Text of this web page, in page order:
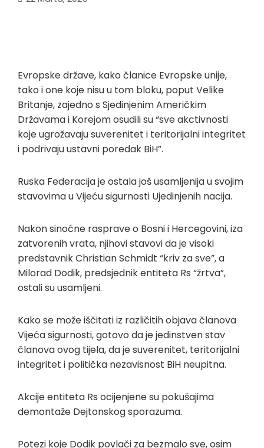
Evropske države, kako članice Evropske unije,
tako i one koje nisu u tom bloku, poput Velike
Britanje, zajedno s Sjedinjenim Američkim
Državama i Korejom osudili su “sve akctivnosti
koje ugrožavaju suverenitet i teritorijalni integritet
i podrivaju ustavni poredak BiH”.
Ruska Federacija je ostala još usamljenija u svojim
stavovima u Vijeću sigurnosti Ujedinjenih nacija.
Nakon sinoćne rasprave o Bosni i Hercegovini, iza
zatvorenih vrata, njihovi stavovi da je visoki
predstavnik Christian Schmidt “kriv za sve”, a
Milorad Dodik, predsjednik entiteta Rs “žrtva”,
ostali su usamljeni.
Kako se može iščitati iz različitih objava članova
Vijeća sigurnosti, gotovo da je jedinstven stav
članova ovog tijela, da je suverenitet, teritorijalni
integritet i politička nezavisnost BiH neupitna.
Akcije entiteta Rs ocijenjene su pokušajima
demontaže Dejtonskog sporazuma.
Potezi koje Dodik povlači za bezmalo sve, osim